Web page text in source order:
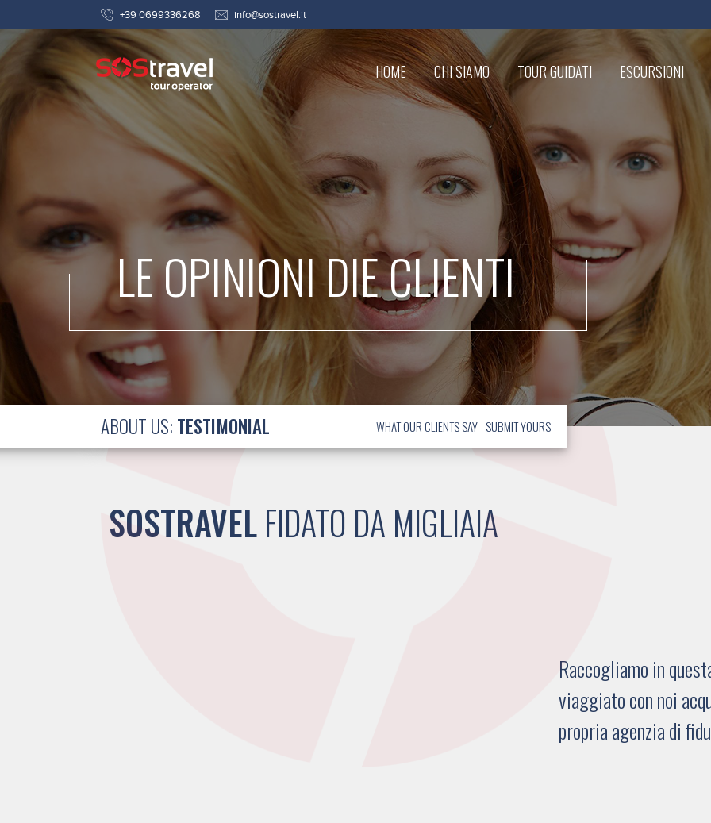
+39 0699336268 info@sostravel.it
HOME CHI SIAMO TOUR GUIDATI ESCURSIONI
LE OPINIONI DIE CLIENTI
ABOUT US: TESTIMONIAL WHAT OUR CLIENTS SAY SUBMIT YOURS
SOSTRAVELFIDATO DA MIGLIAIA
Raccogliamo in
viaggiato con noi
propria agenzia di